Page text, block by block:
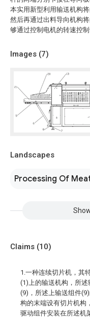
本实用新型利用输送机构
然后再通过出料导向机构
够通过控制电机的转速控
Images (7)
Landscapes
Processing Of
Claims (10)
1.一种连续切片机，其
(1)上的输送机构，所
(9)，所述上输送组件
构的末端设有切片机构
驱动组件安装在所述机